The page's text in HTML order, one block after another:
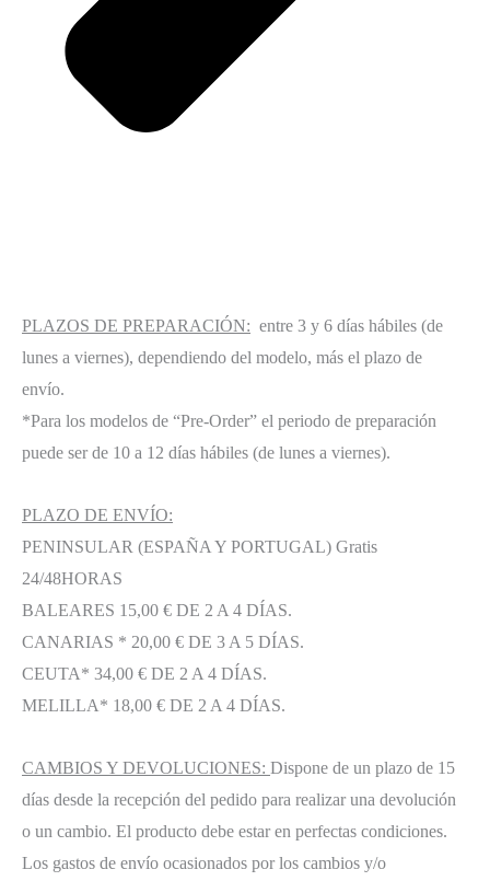
PLAZOS DE PREPARACIÓN: entre 3 y 6 días hábiles (de
lunes a viernes), dependiendo del modelo, más el plazo de
envío.
*Para los modelos de “Pre-Order” el periodo de preparación
puede ser de 10 a 12 días hábiles (de lunes a viernes).
PLAZO DE ENVÍO:
PENINSULAR (ESPAÑA Y PORTUGAL) Gratis
24/48HORAS
BALEARES 15,00 € DE 2 A 4 DÍAS.
CANARIAS * 20,00 € DE 3 A 5 DÍAS.
CEUTA* 34,00 € DE 2 A 4 DÍAS.
MELILLA* 18,00 € DE 2 A 4 DÍAS.
CAMBIOS Y DEVOLUCIONES: Dispone de un plazo de 15
días desde la recepción del pedido para realizar una devolución
o un cambio. El producto debe estar en perfectas condiciones.
Los gastos de envío ocasionados por los cambios y/o